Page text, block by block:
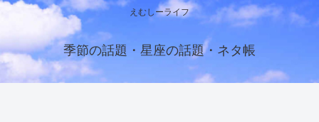
えむしーライフ
季節の話題・星座の話題・ネタ帳